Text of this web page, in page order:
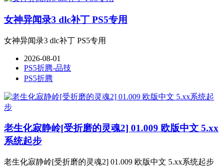
女神异闻录3 dlc补丁 PS5专用
女神异闻录3 dlc补丁 PS5专用
2026-08-01
PS5折腾-品技
PS5折腾
老生化寂静岭[受折磨的灵魂2] 01.009 欧版中文 5.xx
系统起步
老生化寂静岭[受折磨的灵魂2] 01.009 欧版中文 5.xx系统起步